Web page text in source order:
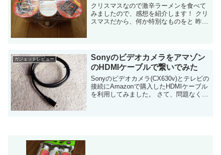
クリスマスなので激辛ラーメンを食べて
みましたので、感想を紹介します！ クリ
スマスだから、何か特別なものをと 昨日
ガジェットレビュー
Sonyのビデオカメラをアマゾン
のHDMIケーブルで繋いでみた
Sonyのビデオカメラ(CX630v)とテレビの
接続にAmazonで購入したHDMIケーブル
を利用してみました。 さて、問題なく画